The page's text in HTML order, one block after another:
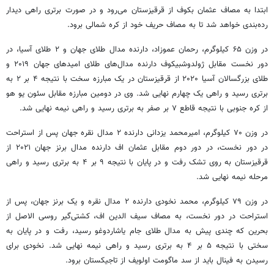
ابتدا به مصاف عثمانبکوفاز قرقیزستان می‌رود و در صورت برتری راهی دیدار
رده‌بندی خواهد شد تا به مصاف حریف خود از کره شمالی برود.
در وزن ۶۵ کیلوگرم، رحمان
عموزاد
، دارنده مدال طلای جهان و ۲ طلای آسیا، در
دور نخست مقابل ژولدوشبیکوف
دارنده مدال‌های طلای امیدهای جهان ۲۰۱۹ و
طلای بزرگسالان آسیا ۲۰۲۰ از قرقیزستان در یک مبارزه سخت با نتیجه ۴ بر ۲ به
برتری رسید و راهی یک چهارم نهایی شد. وی در دومین مبارزه مقابل سئون یو هو
از کره جنوبی با نتیجه قاطع ۷ بر صفر به برتری رسید و راهی نیمه نهایی شد.
در وزن ۷۰ کیلوگرم، امیرمحمد یزدانی دارنده ۲ مدال نقره جهان پس از استراحت
در دور نخست، در دور دوم مقابل عثمان اف
دارنده مدال برنز جهان ۲۰۲۱ از
قرقیزستان به روی تشک رفت و در پایان با نتیجه ۹ بر ۴ به برتری رسید و راهی
مرحله نیمه نهایی شد.
در وزن ۷۹ کیلوگرم، محمد نخودی دارنده ۲ مدال نقره و یک برنز جهان، پس از
استراحت در دور نخست، به مصاف سیف الدین اف، کشتی‌گیر روسی الاصل از
بحرین که چندی پیش به مدال طلای جام یاشاردوغورسید، رفت و در پایان به
سختی با نتیجه ۵ بر ۴ به برتری رسید و راهی نیمه نهایی شد. نخودی برای
رسیدن به فینال باید از سد ماگومت اولویف از تاجیکستان برود.